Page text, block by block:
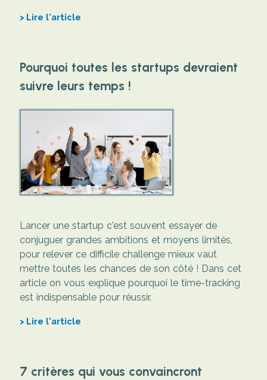
Lire l'article
Pourquoi toutes les startups devraient
suivre leurs temps !
Lancer une startup c'est souvent essayer de
conjuguer grandes ambitions et moyens limités,
pour relever ce difficile challenge mieux vaut
mettre toutes les chances de son côté ! Dans cet
article on vous explique pourquoi le time-tracking
est indispensable pour réussir.
Lire l'article
7 critères qui vous convaincront